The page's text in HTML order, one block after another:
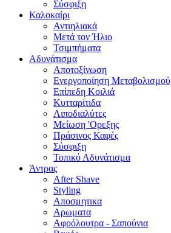
Σύσφιξη
Καλοκαίρι
Αντιηλιακά
Μετά τον Ήλιο
Τσιμπήματα
Αδυνάτισμα
Αποτοξίνωση
Ενεργοποίηση Μεταβολισμού
Επίπεδη Κοιλιά
Κυτταρίτιδα
Λιποδιαλύτες
Μείωση 'Ορεξης
Πράσινος Καφές
Σύσφιξη
Τοπικό Αδυνάτισμα
Άντρας
After Shave
Styling
Αποσμητικα
Αρωματα
Αφρόλουτρα - Σαπούνια